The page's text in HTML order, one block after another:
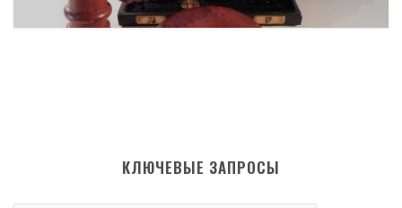
КЛЮЧЕВЫЕ ЗАПРОСЫ